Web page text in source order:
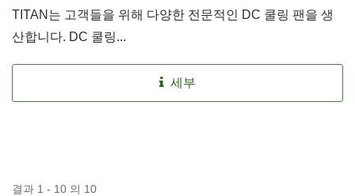
TITAN는 고객들을 위해 다양한 전문적인 DC 쿨링 팬을 생
산합니다. DC 쿨링...
세부
결과 1 - 10 의 10